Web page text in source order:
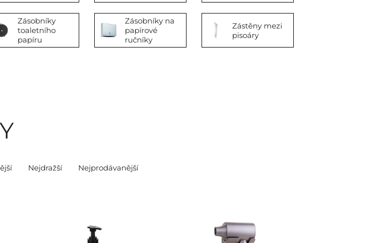
Zásobníky
toaletního
papíru
Zásobníky na
papírové
ručníky
Zástěny mezi
pisoáry
Nejdražší Nejprodávanější